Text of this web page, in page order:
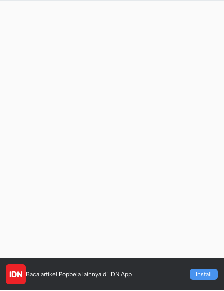
Baca artikel Popbela lainnya di IDN App Install